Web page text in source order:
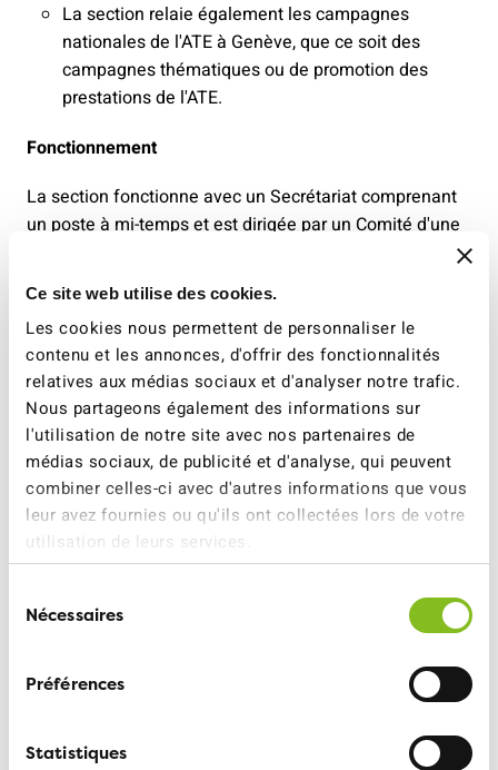
Ce site web utilise des cookies.
Les cookies nous permettent de personnaliser le
contenu et les annonces, d'offrir des fonctionnalités
relatives aux médias sociaux et d'analyser notre trafic.
Nous partageons également des informations sur
l'utilisation de notre site avec nos partenaires de
médias sociaux, de publicité et d'analyse, qui peuvent
combiner celles-ci avec d'autres informations que vous
leur avez fournies ou qu'ils ont collectées lors de votre
utilisation de leurs services.
Nécessaires
Préférences
Statistiques
La section relaie également les campagnes
nationales de l'ATE à Genève, que ce soit des
campagnes thématiques ou de promotion des
prestations de l'ATE.
Fonctionnement
La section fonctionne avec un Secrétariat comprenant
un poste à mi-temps et est dirigée par un Comité d'une
l'Assemblée générale, qui lui donne décharge pour les
orientations stratégiques de l'association. Le comité se
réunit une fois par mois. Le bureau, composé de la
présidence, de la vice-présidence, de la trésorerie et de
deux autres membres du comité, se réunit lui toutes les
deux semaines pour régler les affaires courantes.
Groupes de travail
L'ATE Genève a en outre un groupe de travail très actif
dédié aux transports publics, le groupe TP. Ce groupe de
réunit une fois pas mois.
de travail pour un mandat spécifique, toute proposition
étant la bienvenue. Si vous souhaitez participer au
groupe TP ou êtes intéressés par une thématique
particulière,contactez-nous